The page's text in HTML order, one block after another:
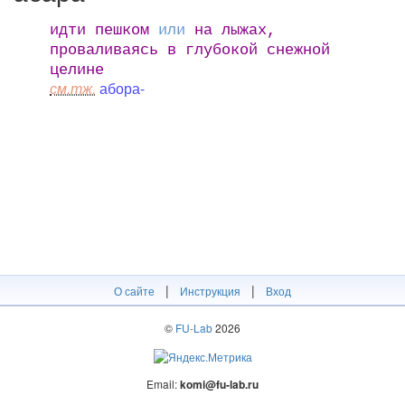
идти пешком или на лыжах,
проваливаясь в глубокой снежной
целине
см.тж. абора-
О сайте | Инструкция | Вход
© FU-Lab2026
Email:komi@fu-lab.ru